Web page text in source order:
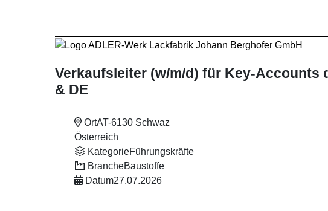
Verkaufsleiter (w/m/d) für Key-Accounts
& DE
OrtAT-6130 Schwaz
Österreich
KategorieFührungskräfte
BrancheBaustoffe
Datum27.07.2026